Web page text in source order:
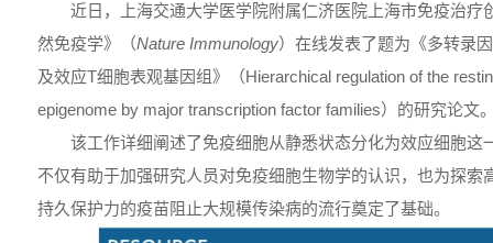
近日，上海交通大学医学院附属仁济医院上海市免疫治疗
然免疫学》（Nature Immunology）在线发表了题为《多转录
及效应T细胞表观基因组》（Hierarchical regulation of the
epigenome by major transcription factor families）的研究论文
该工作详细阐述了免疫细胞从静悉状态分化为效应细胞这
不仅有助于加强研究人员对免疫细胞生物学的认识，也为探索
持久保护力的疫苗阻止大规模传染病的流行奠定了基础。